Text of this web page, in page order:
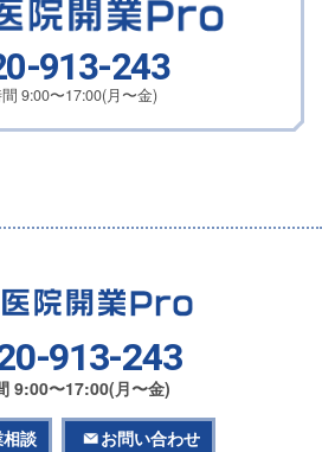
913-243
9:00〜17:00(月〜金)
913-243
9:00〜17:00(月〜金)
談 お問い合わせ